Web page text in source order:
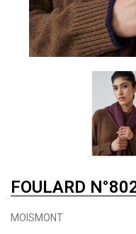
FOULARD
MOISMONT